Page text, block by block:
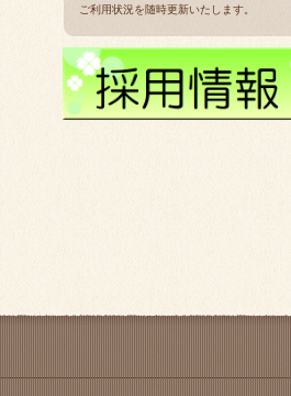
ご利用状況を随時更新いたします。